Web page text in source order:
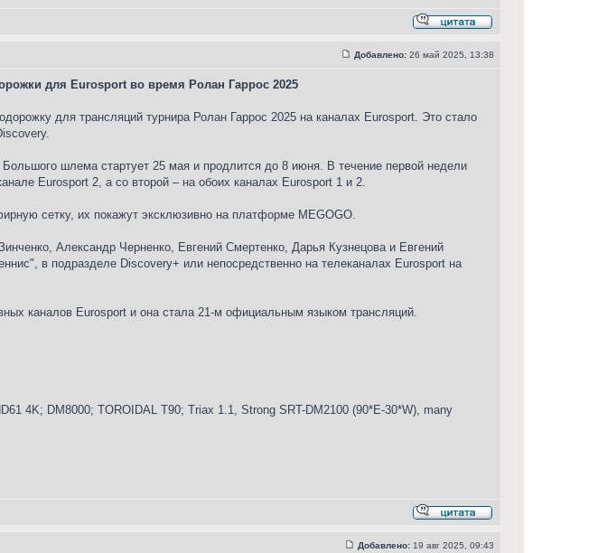
Добавлено: 26 май 2025, 13:38
для Eurosport во время Ролан Гаррос 2025
для трансляций турнира Ролан Гаррос 2025 на каналах Eurosport. Это стало
шлема стартует 25 мая и продлится до 8 июня. В течение первой недели
Eurosport 2, а со второй – на обоих каналах Eurosport 1 и 2.
сетку, их покажут эксклюзивно на платформе MEGOGO.
Александр Черненко, Евгений Смертенко, Дарья Кузнецова и Евгений
в подразделе Discovery+ или непосредственно на телеканалах Eurosport на
каналов Eurosport и она стала 21-м официальным языком трансляций.
4K; DM8000; TOROIDAL T90; Triax 1.1, Strong SRT-DM2100 (90*E-30*W), many
Добавлено: 19 авг 2025, 09:43